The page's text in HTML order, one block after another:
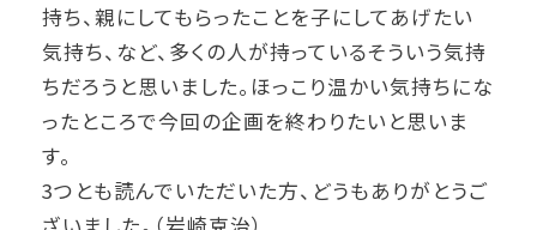
持ち、親にしてもらったことを子にしてあげたい
気持ち、など、多くの人が持っているそういう気持
ちだろうと思いました。ほっこり温かい気持ちにな
ったところで今回の企画を終わりたいと思いま
す。
3つとも読んでいただいた方、どうもありがとうご